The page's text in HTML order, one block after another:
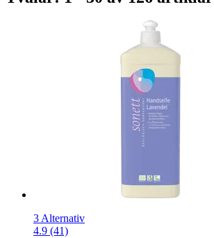
3 Alternativ
4.9 (41)